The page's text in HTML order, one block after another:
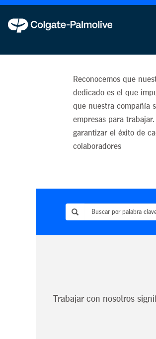
Por qué
nosotros
Reconocemos que
dedicado es el que
que nuestra compañía
empresas para
garantizar el éxito de
colaboradores
Trabajar con nosotros